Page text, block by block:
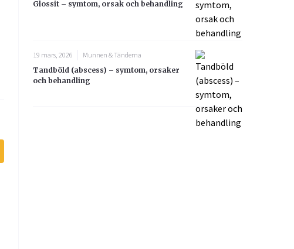
Glossit – symtom, orsak och behandling
19 mars, 2026
Munnen & Tänderna
Tandböld (abscess) – symtom, orsaker
och behandling